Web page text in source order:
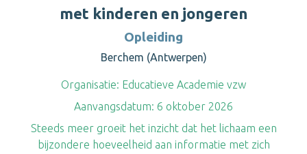
met kinderen en jongeren
Opleiding
Berchem (Antwerpen)
Organisatie: Educatieve Academie vzw
Aanvangsdatum: 6 oktober 2026
Steeds meer groeit het inzicht dat het lichaam een
bijzondere hoeveelheid aan informatie met zich